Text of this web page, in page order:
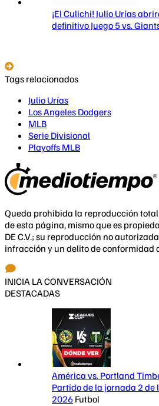
¡El Culichi! Julio Urías
definitivo Juego 5 vs.
Tags relacionados
Julio Urías
Los Angeles Dodgers
MLB
Serie Divisional
Playoffs MLB
Queda prohibida la reproducción
de esta página, mismo que es
DE C.V.; su reproducción no
infracción y un delito de conformidad
INICIA LA CONVERSACIÓN
DESTACADAS
América vs. Portland
Partido de la jornada 2 de
2026 Futbol